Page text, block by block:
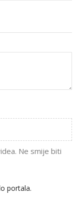
Ne smije biti
portala.